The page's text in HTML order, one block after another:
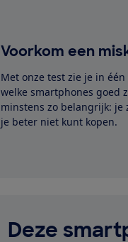
Voorkom een
Met onze test zie je in
welke smartphones goed
minstens zo belangrijk: je
je beter niet kunt kopen.
Deze